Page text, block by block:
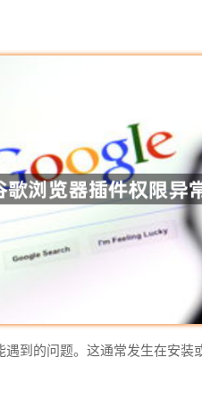
到的问题。这通常发生在安